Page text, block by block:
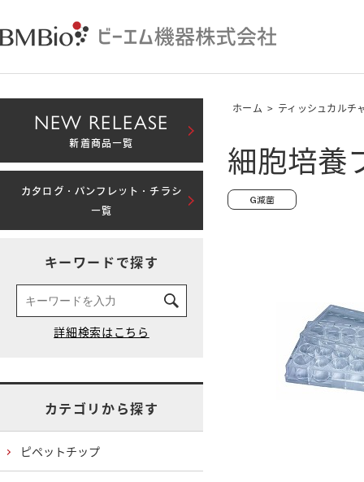
ホーム > ティッシュカルチ
細胞培養
NEW RELEASE
新着商品一覧
カタログ・パンフレット・チラシ
一覧
キーワードで探す
カテゴリから探す
ピペットチップ